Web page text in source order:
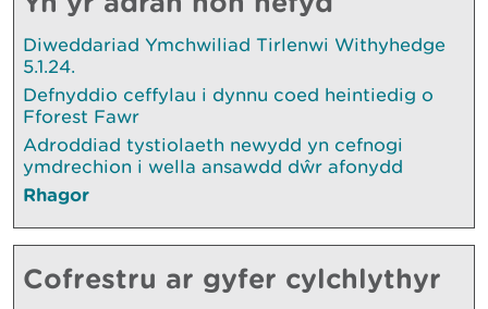
Diweddariad Ymchwiliad Tirlenwi Withyhedge
5.1.24.
Defnyddio ceffylau i dynnu coed heintiedig o
Fforest Fawr
Adroddiad tystiolaeth newydd yn cefnogi
ymdrechion i wella ansawdd dŵr afonydd
Rhagor
Cofrestru ar gyfer cylchlythyr